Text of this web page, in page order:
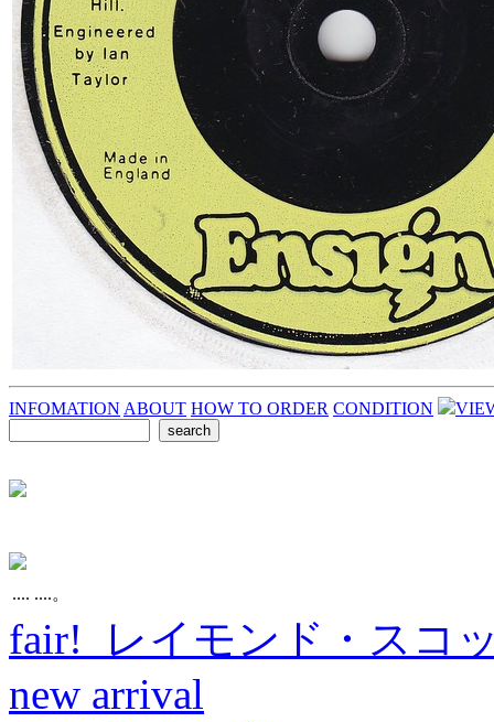
INFOMATION ABOUT HOW TO ORDER CONDITION
.... ....。
fair! レイモンド・スコ
new arrival